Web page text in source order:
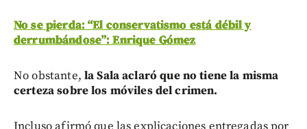
No se pierda: “El conservatismo está débil y
derrumbándose”: Enrique Gómez
No obstante, la Sala aclaró que no tiene la misma
certeza sobre los móviles del crimen.